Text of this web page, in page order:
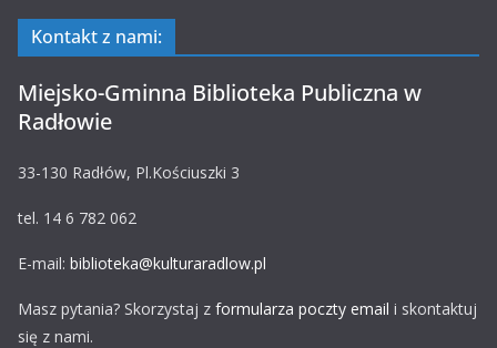
Kontakt z nami:
Miejsko-Gminna Biblioteka Publiczna w
Radłowie
33-130 Radłów, Pl.Kościuszki 3
tel. 14 6 782 062
E-mail: biblioteka@kulturaradlow.pl
Masz pytania? Skorzystaj z formularza poczty email i skontaktuj
się z nami.